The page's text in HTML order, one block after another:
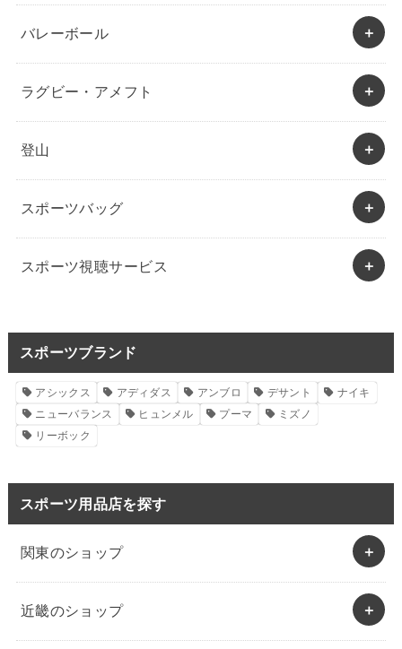
バレーボール
ラグビー・アメフト
登山
スポーツバッグ
スポーツ視聴サービス
スポーツブランド
アシックス アディダス アンブロ デサント
ナイキ
ニューバランス
ヒュンメル プーマ
ミズノ
リーボック
スポーツ用品店を探す
関東のショップ
近畿のショップ